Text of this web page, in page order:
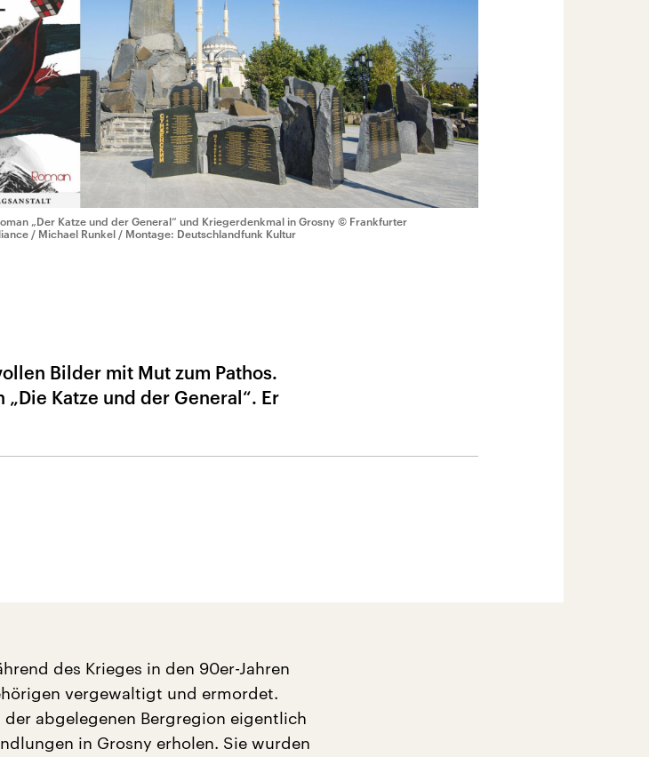
„Der Katze und der General“ und Kriegerdenkmal in Grosny © Frankfurter
/ Michael Runkel / Montage: Deutschlandfunk Kultur
Bilder mit Mut zum Pathos.
Katze und der General“. Er
des Krieges in den 90er-Jahren
vergewaltigt und ermordet.
abgelegenen Bergregion eigentlich
in Grosny erholen. Sie wurden